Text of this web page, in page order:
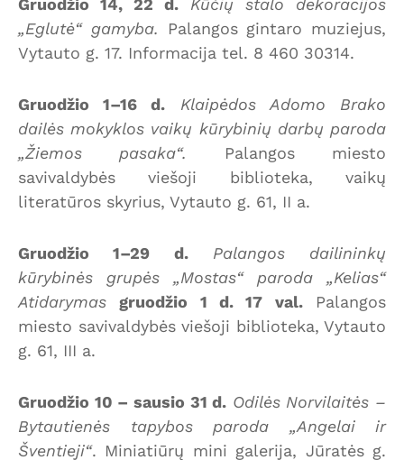
„Eglutė“ gamyba. Palangos gintaro muziejus,
Vytauto g. 17. Informacija tel. 8 460 30314.
Gruodžio 1–16 d.
Klaipėdos Adomo Brako
dailės mokyklos vaikų kūrybinių darbų paroda
„Žiemos pasaka“.
Palangos miesto
savivaldybės viešoji biblioteka, vaikų
literatūros skyrius, Vytauto g. 61, II a.
Gruodžio 1–29 d.
Palangos dailininkų
kūrybinės grupės „Mostas“ paroda „Kelias“
Atidarymas
gruodžio 1 d. 17 val.Palangos
miesto savivaldybės viešoji biblioteka, Vytauto
g. 61, III a.
Gruodžio 10 – sausio 31 d. Odilės Norvilaitės –
Bytautienės tapybos paroda „Angelai ir
Šventieji“. Miniatiūrų mini galerija, Jūratės g.